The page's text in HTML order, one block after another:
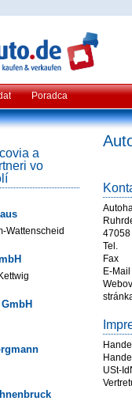
Poradca
a
vo
Wattenscheid
47058
Tel.
Fax
E-Mail
USt-